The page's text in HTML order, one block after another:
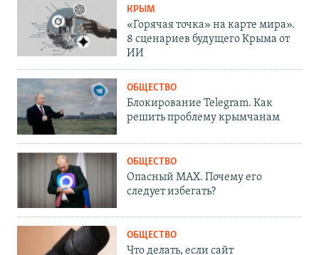
КРЫМ
«Горячая точка» на карте мира».
8 сценариев будущего Крыма от
ИИ
ОБЩЕСТВО
Блокирование Telegram. Как
решить проблему крымчанам
ОБЩЕСТВО
Опасный MAX. Почему его
следует избегать?
ОБЩЕСТВО
Что делать, если сайт